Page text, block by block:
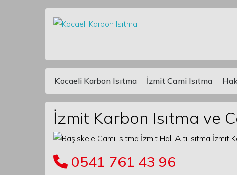
Main Navigation
Kocaeli Karbon Isıtma İzmit Cami Isıtma
İzmit Karbon Isıtma ve
0541 761 43 96